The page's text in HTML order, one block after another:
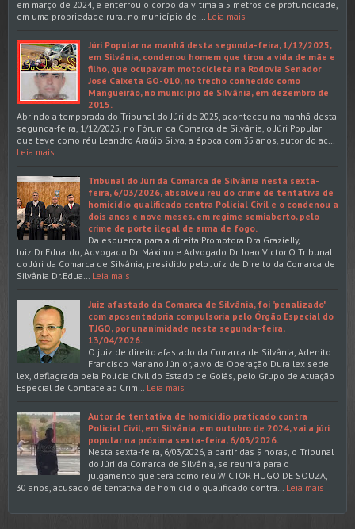
em março de 2024, e enterrou o corpo da vítima a 5 metros de profundidade,
em uma propriedade rural no município de …
Leia mais
Júri Popular na manhã desta segunda-feira, 1/12/2025,
em Silvânia, condenou homem que tirou a vida de mãe e
filho, que ocupavam motocicleta na Rodovia Senador
José Caixeta GO-010, no trecho conhecido como
Mangueirão, no município de Silvânia, em dezembro de
2015.
Abrindo a temporada do Tribunal do Júri de 2025, aconteceu na manhã desta
segunda-feira, 1/12/2025, no Fórum da Comarca de Silvânia, o Júri Popular
que teve como réu Leandro Araújo Silva, a época com 35 anos, autor do ac…
Leia mais
Tribunal do Júri da Comarca de Silvânia nesta sexta-
feira, 6/03/2026, absolveu réu do crime de tentativa de
homicídio qualificado contra Policial Civil e o condenou a
dois anos e nove meses, em regime semiaberto, pelo
crime de porte ilegal de arma de fogo.
Da esquerda para a direita:Promotora Dra Grazielly,
Juiz Dr.Eduardo, Advogado Dr. Máximo e Advogado Dr. Joao Victor.O Tribunal
do Júri da Comarca de Silvânia, presidido pelo Juíz de Direito da Comarca de
Silvânia Dr.Edua…
Leia mais
Juiz afastado da Comarca de Silvânia, foi "penalizado"
com aposentadoria compulsoria pelo Órgão Especial do
TJGO, por unanimidade nesta segunda-feira,
13/04/2026.
O juiz de direito afastado da Comarca de Silvânia, Adenito
Francisco Mariano Júnior, alvo da Operação Dura lex sede
lex, deflagrada pela Polícia Civil do Estado de Goiás, pelo Grupo de Atuação
Especial de Combate ao Crim…
Leia mais
Autor de tentativa de homicídio praticado contra
Policial Civil, em Silvânia, em outubro de 2024, vai a júri
popular na próxima sexta-feira, 6/03/2026.
Nesta sexta-feira, 6/03/2026, a partir das 9 horas, o Tribunal
do Júri da Comarca de Silvânia, se reunirá para o
julgamento que terá como réu WICTOR HUGO DE SOUZA,
30 anos, acusado de tentativa de homicídio qualificado contra…
Leia mais